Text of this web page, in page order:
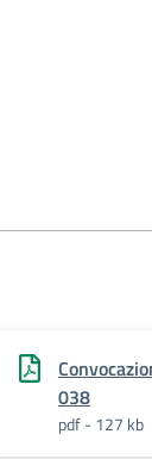
038
pdf - 127 kb